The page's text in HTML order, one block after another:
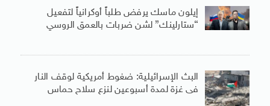
إيلون ماسك يرفض طلباً أوكرانياً لتفعيل
“ستارلينك” لشن ضربات بالعمق الروسي
البث الإسرائيلية: ضغوط أمريكية لوقف النار
فى غزة لمدة أسبوعين لنزع سلاح حماس